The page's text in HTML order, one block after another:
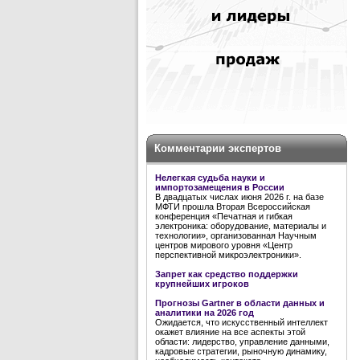
Комментарии экспертов
Нелегкая судьба науки и
импортозамещения в России
В двадцатых числах июня 2026 г. на базе
МФТИ прошла Вторая Всероссийская
конференция «Печатная и гибкая
электроника: оборудование, материалы и
технологии», организованная Научным
центров мирового уровня «Центр
перспективной микроэлектроники».
Запрет как средство поддержки
крупнейших игроков
Прогнозы Gartner в области данных и
аналитики на 2026 год
Ожидается, что искусственный интеллект
окажет влияние на все аспекты этой
области: лидерство, управление данными,
кадровые стратегии, рыночную динамику,